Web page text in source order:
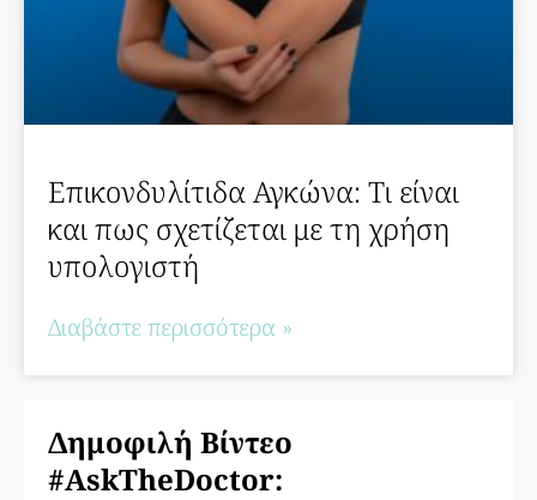
Επικονδυλίτιδα Αγκώνα: Τι είναι
και πως σχετίζεται με τη χρήση
υπολογιστή
Διαβάστε περισσότερα »
Δημοφιλή Βίντεο
#AskTheDoctor: